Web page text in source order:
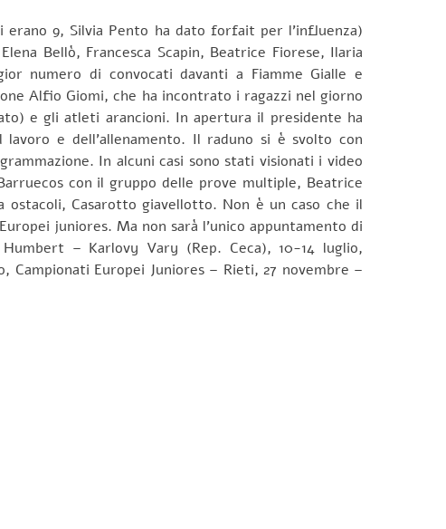
9, Silvia Pento ha dato forfait per l’influenza)
Bellò, Francesca Scapin, Beatrice Fiorese, Ilaria
numero di convocati davanti a Fiamme Gialle e
Alfio Giomi, che ha incontrato i ragazzi nel giorno
e gli atleti arancioni. In apertura il presidente ha
e dell’allenamento. Il raduno si è svolto con
In alcuni casi sono stati visionati i video
con il gruppo delle prove multiple, Beatrice
ostacoli, Casarotto giavellotto. Non è un caso che il
juniores. Ma non sarà l’unico appuntamento di
– Karlovy Vary (Rep. Ceca), 10-14 luglio,
Campionati Europei Juniores – Rieti, 27 novembre –